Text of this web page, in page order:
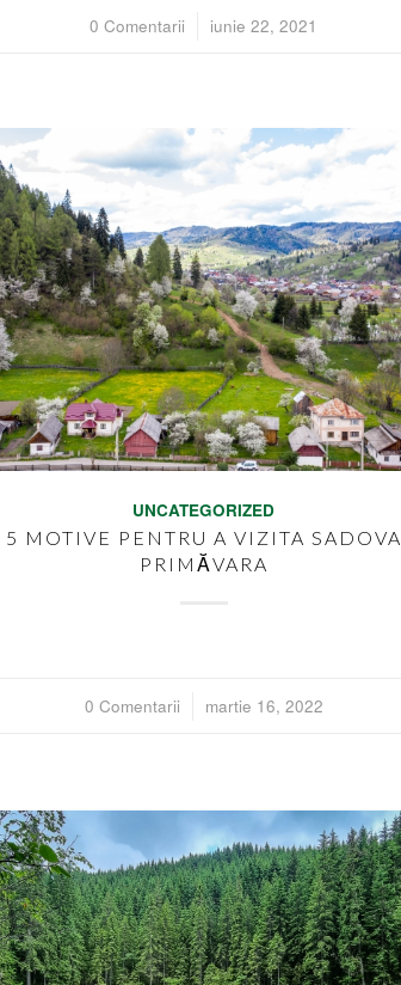
0 Comentarii
/ iunie 22, 2021
UNCATEGORIZED
5 MOTIVE PENTRU A VIZITA SADOVA
PRIMĂVARA
0 Comentarii
/ martie 16, 2022